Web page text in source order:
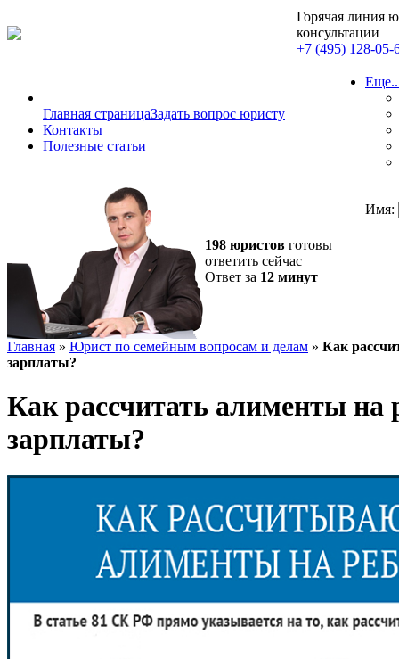
Горячая линия
консультации
+7 (495) 128-05-
Главная страницаЗадать вопрос юристу
Контакты
Полезные статьи
198 юристов готовы
ответить сейчас
Ответ за 12 минут
Имя:
Главная » Юрист по семейным вопросам и делам » Как
зарплаты?
Как рассчитать алименты на
зарплаты?